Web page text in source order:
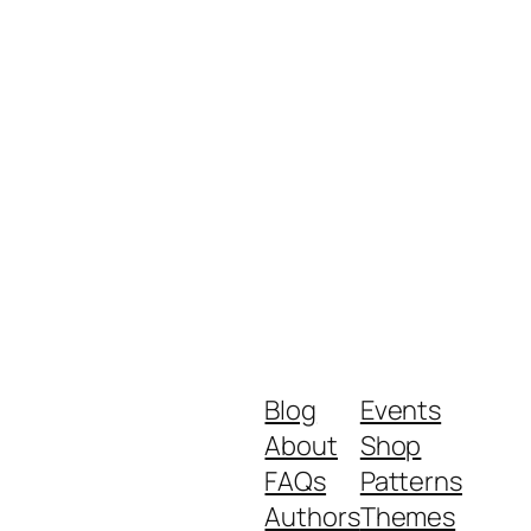
Blog
About
FAQs
Authors
Events
Shop
Patterns
Themes